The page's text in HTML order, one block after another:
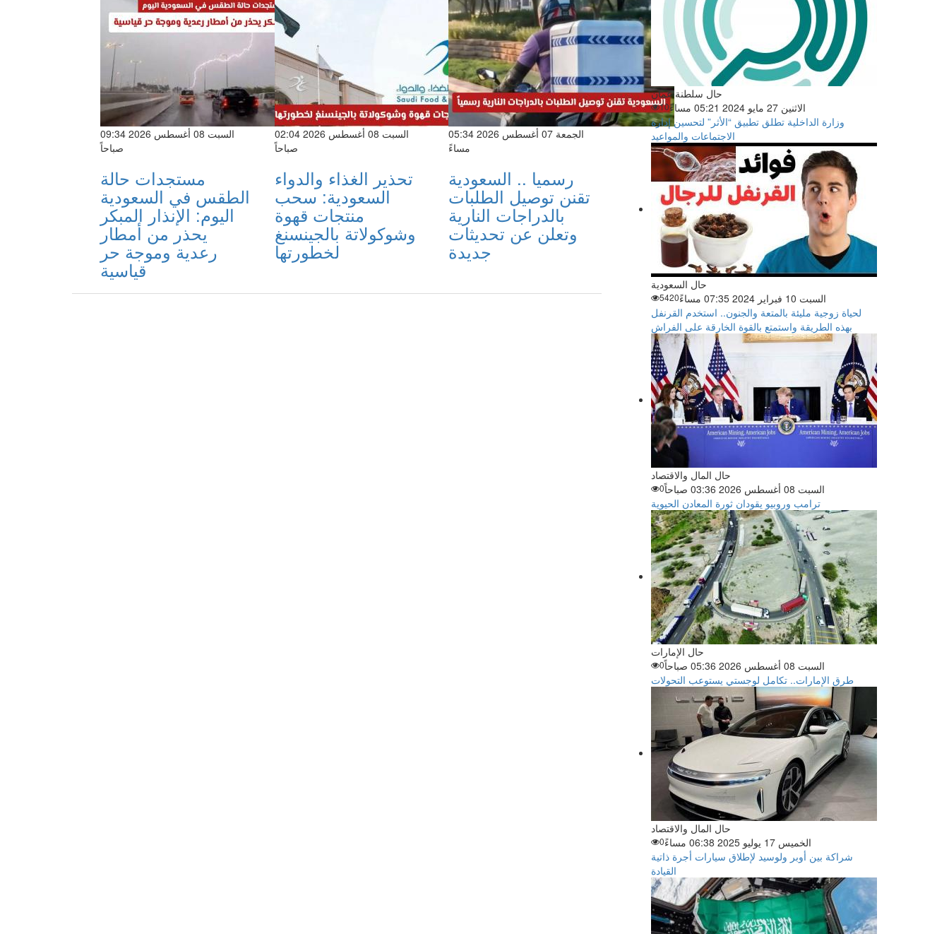
السبت 08 أغسطس 2026 09:34
صباحاً
مستجدات حالة
الطقس في السعودية
اليوم: الإنذار المبكر
يحذر من أمطار
رعدية وموجة حر
قياسية
السبت 08 أغسطس 2026 02:04
صباحاً
تحذير الغذاء والدواء
السعودية: سحب
منتجات قهوة
وشوكولاتة بالجينسنغ
لخطورتها
الجمعة 07 أغسطس 2026 05:34
مساءً
رسميا .. السعودية
تقنن توصيل الطلبات
بالدراجات النارية
وتعلن عن تحديثات
جديدة
حال سلطنة عمان
الاثنين 27 مايو 2024 05:21 مساءً
10
وزارة الداخلية تطلق تطبيق “الأثر” لتحسين إدارة
الاجتماعات والمواعيد
حال السعودية
السبت 10 فبراير 2024 07:35 مساءً
5420
لحياة زوجية مليئة بالمتعة والجنون.. استخدم القرنفل
بهذه الطريقة واستمتع بالقوة الخارقة على الفراش
حال المال والاقتصاد
السبت 08 أغسطس 2026 03:36 صباحاً
0
ترامب وروبيو يقودان ثورة المعادن الحيوية
حال الإمارات
السبت 08 أغسطس 2026 05:36 صباحاً
0
طرق الإمارات.. تكامل لوجستي يستوعب التحولات
حال المال والاقتصاد
الخميس 17 يوليو 2025 06:38 مساءً
0
شراكة بين أوبر ولوسيد لإطلاق سيارات أجرة ذاتية
القيادة